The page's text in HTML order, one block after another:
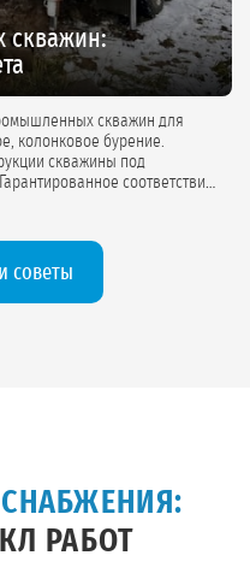
скважин:
скважин для
скважины под
соответствие
советы
РАБОТ